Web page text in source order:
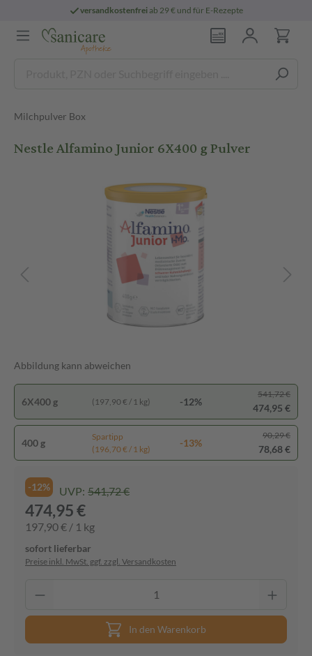
versandkostenfreiab 29 € und für E-Rezepte
Milchpulver Box
Nestle Alfamino Junior 6X400 g Pulver
Abbildung kann abweichen
6X400 g (197,90 € / 1 kg) -12%
541,72 €
474,95 €
400 g
Spartipp
(196,70 € / 1 kg)
-13%
90,29 €
78,68 €
-12% UVP: 541,72 €
474,95 €
197,90 € / 1 kg
sofort lieferbar
Preise inkl. MwSt. ggf. zzgl. Versandkosten
In den Warenkorb